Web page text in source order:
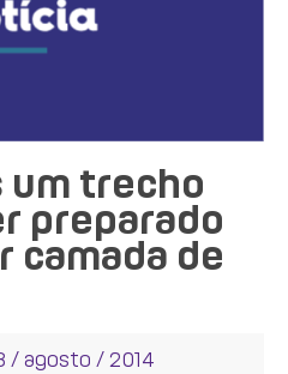
um trecho
preparado
camada de
/ agosto / 2014